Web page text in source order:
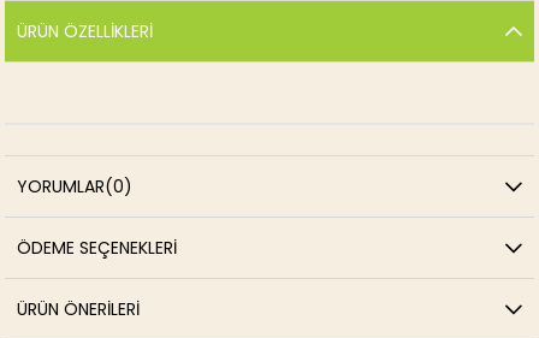
ÜRÜN ÖZELLIKLERI
YORUMLAR(0)
ÖDEME SEÇENEKLERI
ÜRÜN ÖNERILERI